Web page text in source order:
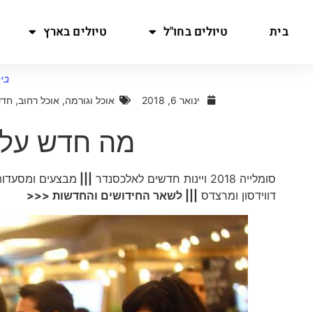
בית טיולים בחו"ל טיולים בארץ
ינואר 6, 2018
אוכל וגורמה, אוכל רחוב,
מה חדש
סומלייה 2018 ויינות חדשים לאלכסנדר מבצעים
דווידסון ומרצדס
||| לשאר החידושים והחדשות <<<